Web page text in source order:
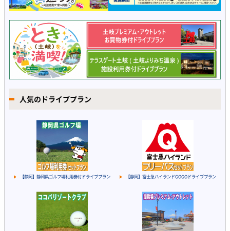
人気のドライブプラン
【静岡】静岡県ゴルフ場利用券付ドライブプラン 【静岡】富士急ハイランドGOGOドライブプラン